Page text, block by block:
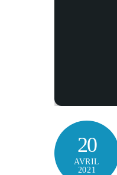
20
AVRIL
2021